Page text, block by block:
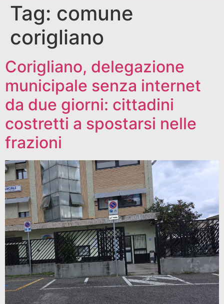
Tag: comune
corigliano
Corigliano, delegazione
municipale senza internet
da due giorni: cittadini
costretti a spostarsi nelle
frazioni